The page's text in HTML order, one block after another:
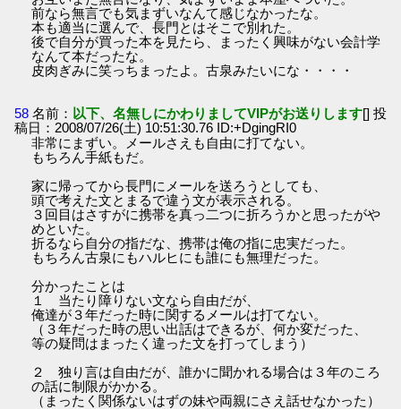
前なら無言でも気まずいなんて感じなかったな。
本も適当に選んで、長門とはそこで別れた。
後で自分が買った本を見たら、まったく興味がない会計学
なんて本だったな。
皮肉ぎみに笑っちまったよ。古泉みたいにな・・・・
58 名前： 以下、名無しにかわりましてVIPがお送りします[] 投
稿日：2008/07/26(土) 10:51:30.76 ID:+DgingRI0
非常にまずい。メールさえも自由に打てない。
もちろん手紙もだ。
家に帰ってから長門にメールを送ろうとしても、
頭で考えた文とまるで違う文が表示される。
３回目はさすがに携帯を真っ二つに折ろうかと思ったがや
めといた。
折るなら自分の指だな、携帯は俺の指に忠実だった。
もちろん古泉にもハルヒにも誰にも無理だった。
分かったことは
１ 当たり障りない文なら自由だが、
俺達が３年だった時に関するメールは打てない。
（３年だった時の思い出話はできるが、何か変だった、
等の疑問はまったく違った文を打ってしまう）
２ 独り言は自由だが、誰かに聞かれる場合は３年のころ
の話に制限がかかる。
（まったく関係ないはずの妹や両親にさえ話せなかった）